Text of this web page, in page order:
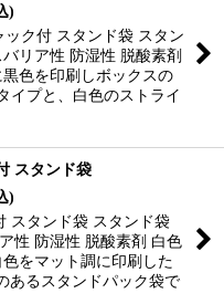
)
ック付 スタンド袋 スタン
リア性 防湿性 脱酸素剤
色を印刷しボックスの
イプと、白色のストライ
スタンド袋
)
スタンド袋 スタンド袋
性 防湿性 脱酸素剤 白色
をマット調に印刷した
あるスタンドパック袋で